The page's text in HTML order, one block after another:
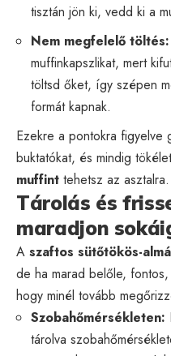
tisztán jön ki, vedd ki a
Nem megfelelő töltés:
muffinkapszlikat, mert
töltsd őket, így szépen
formát kapnak.
Ezekre a pontokra figyelve
buktatókat, és mindig
muffint tehetsz az asztalra.
Tárolás és
maradjon
A szaftos sütőtökös-
de ha marad belőle,
hogy minél tovább
Szobahőmérsékleten:
tárolva